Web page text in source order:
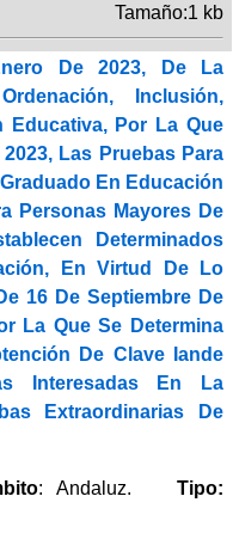
Tamaño:1 kb
De 2023, De La
Inclusión,
Educativa, Por La Que
Las Pruebas Para
En Educación
Personas Mayores De
Determinados
En Virtud De Lo
16 De Septiembre De
La Que Se Determina
De Clave Iande
Interesadas En La
Extraordinarias De
: Andaluz.Tipo: